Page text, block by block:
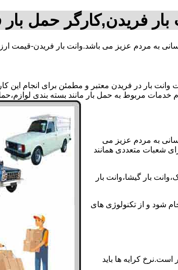
بار فریدن,کارگر حمل
به مردم عزیز می باشد.وانت بار فریدن-قیمت
بار در فریدن معتبر و مطمئن برای انجام این کار
خدمات مربوط به حمل بار مانند بسته بندی
به مردم عزیز می
شعبات متعددی همانند
بار گیشا،وانت بار
شود و از تکنولوژی های
کرایه ها باید